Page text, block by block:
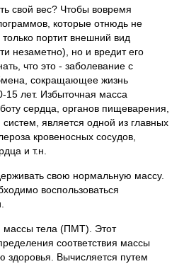
свой вес? Чтобы вовремя
которые отнюдь не
портит внешний вид
незаметно), но и вредит его
что это - заболевание с
сокращающее жизнь
15 лет. Избыточная масса
сердца, органов пищеварения,
систем, является одной из главных
кровеносных сосудов,
и т.н.
свою нормальную массу.
воспользоваться
массы тела (ПМТ). Этот
соответствия массы
здоровья. Вычисляется путем